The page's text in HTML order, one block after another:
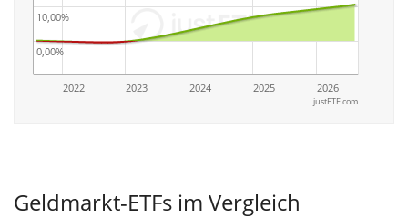
2022 2023 2024 2025 2026
0,00%
10,00%
justETF.com
Geldmarkt-ETFs im Vergleich